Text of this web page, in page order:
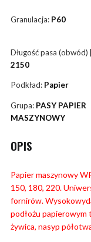
Granulacja: P60
Długość pasa (obwód)
2150
Podkład: Papier
Grupa: PASY PAPIER
MASZYNOWY
OPIS
Papier maszynowy
150, 180, 220.
fornirów.
podłożu
żywica, nasyp